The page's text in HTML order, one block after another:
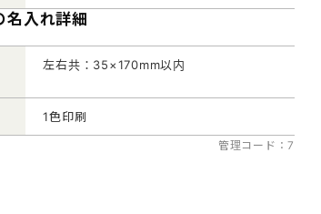
入れ詳細
左右共：35×170mm以内
1色印刷
管理コード：7